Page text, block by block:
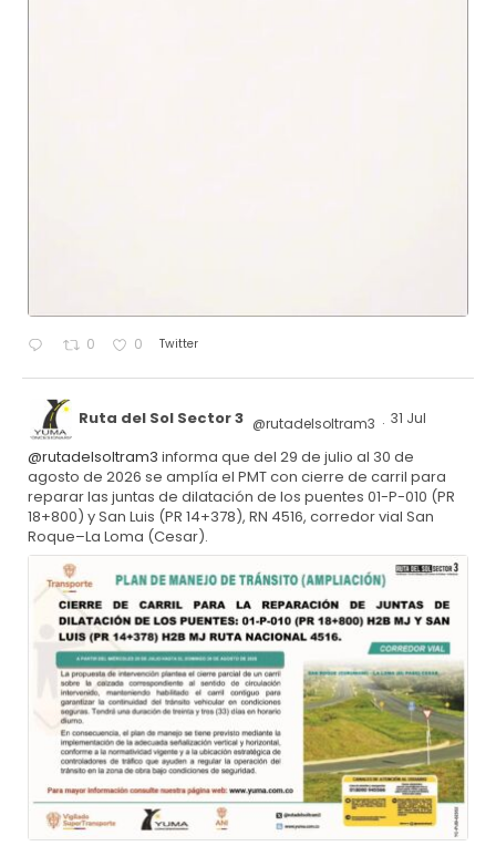
0 0 Twitter
Ruta del Sol Sector 3 @rutadelsoltram3 · 31 Jul
@rutadelsoltram3 informa que del 29 de julio al 30 de
agosto de 2026 se amplía el PMT con cierre de carril para
reparar las juntas de dilatación de los puentes 01-P-010 (PR
18+800) y San Luis (PR 14+378), RN 4516, corredor vial San
Roque–La Loma (Cesar).